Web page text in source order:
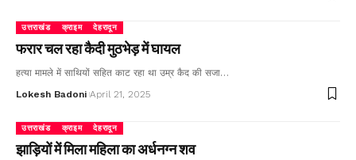
उत्तराखंड क्राइम देहरादून
फरार चल रहा कैदी मुठभेड़ में घायल
हत्या मामले में साथियों सहित काट रहा था उम्र कैद की सजा…
Lokesh Badoni April 21, 2025
उत्तराखंड क्राइम देहरादून
झाड़ियों में मिला महिला का अर्धनग्न शव